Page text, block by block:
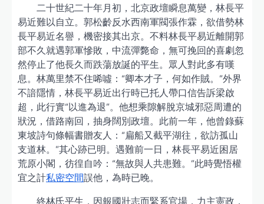
二十世紀二十年月初，北京政壇瞬息萬變，林長平
易近難以自立。郭松齡反水西南軍閥張作霖，欲借勢林
長平易近名譽，機密接其出京。不料林長平易近離開郭
部不久就遇郭軍慘敗，中流彈斃命，無可挽回的喜劇忽
然停止了他長久而跌蕩放誕的平生。眾人對此多有嘆
息。林萬里禁不住唏噓：“卿本才子，何如作賊。”外界
不諳隱情，林長平易近出行時已托人帶口信告訴梁啟
超，此行實“以進為退”。他想乘隙解脫京城邪惡周遭的
狀況，借路南回，抽身闊別政壇。此前一年，他曾錄蘇
東坡詩句條幅書贈友人：“扁船又截平湖往，欲訪孤山
支道林。”其心跡已明。遇難前一日，林長平易近困居
荒原小閣，彷徨自吟：“無故與人共患難。”此時覺悟權
宜之計私密空間誤他，為時已晚。
終林氏平生，因報國壯志而緊系官場，力主憲政，